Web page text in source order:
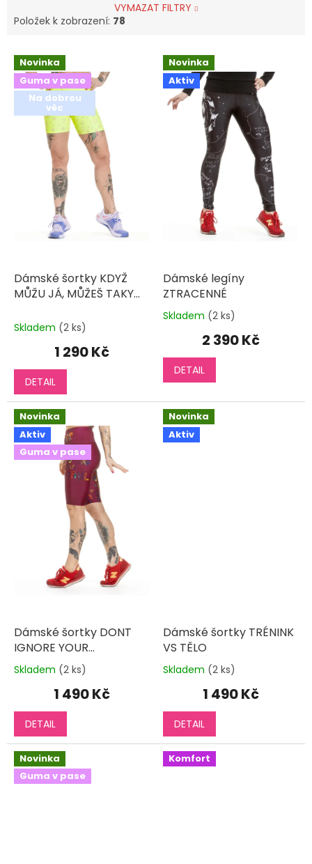
VYMAZAT FILTRY
Položek k zobrazení: 78
V
p
Novinka
Guma v pase
Na dobrou
věc
Dámské šortky KDYŽ
MŮŽU JÁ, MŮŽEŠ TAKY
Skladem (2 ks)
1 290 Kč
DETAIL
Novinka
Aktiv
Dámské legíny
ZTRACENNÉ
Průměrné
produktu
je
5,0
z
hvězdiček.
Skladem (2 ks)
2 390 Kč
DETAIL
Novinka
Aktiv
Guma v pase
Dámské šortky DONT
IGNORE YOUR
POTENTIAL
Průměrné
produktu
je
3,0
z
5
hvězdiček.
Skladem (2 ks)
1 490 Kč
DETAIL
Novinka
Aktiv
Dámské šortky TRÉNINK
VS TĚLO
Průměrné
produktu
je
5,0
z
5
hvězdiček.
Skladem (2 ks)
1 490 Kč
DETAIL
Novinka
Guma v pase
Komfort